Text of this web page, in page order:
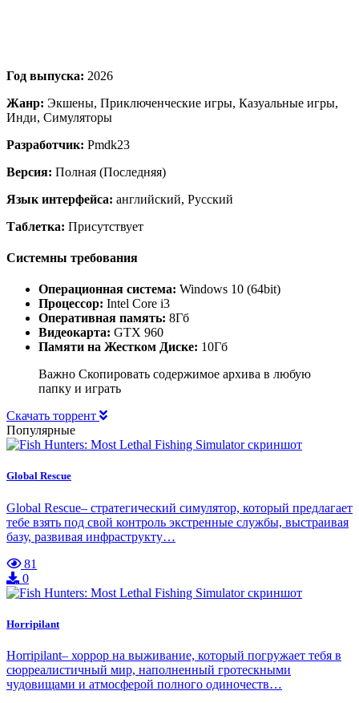
Год выпуска: 2026
Жанр: Экшены, Приключенческие игры, Казуальные игры,
Инди, Симуляторы
Разработчик: Pmdk23
Версия: Полная (Последняя)
Язык интерфейса: английский, Русский
Таблетка: Присутствует
Системны требования
Операционная система: Windows 10 (64bit)
Процессор: Intel Core i3
Оперативная память: 8Гб
Видеокарта: GTX 960
Памяти на Жестком Диске: 10Гб
Важно Скопировать содержимое архива в любую
папку и играть
Скачать торрент
Популярные
Global Rescue
Global Rescue– стратегический симулятор, который предлагает
тебе взять под свой контроль экстренные службы, выстраивая
базу, развивая инфраструкту…
81
0
Horripilant
Horripilant– хоррор на выживание, который погружает тебя в
сюрреалистичный мир, наполненный гротескными
чудовищами и атмосферой полного одиночеств…